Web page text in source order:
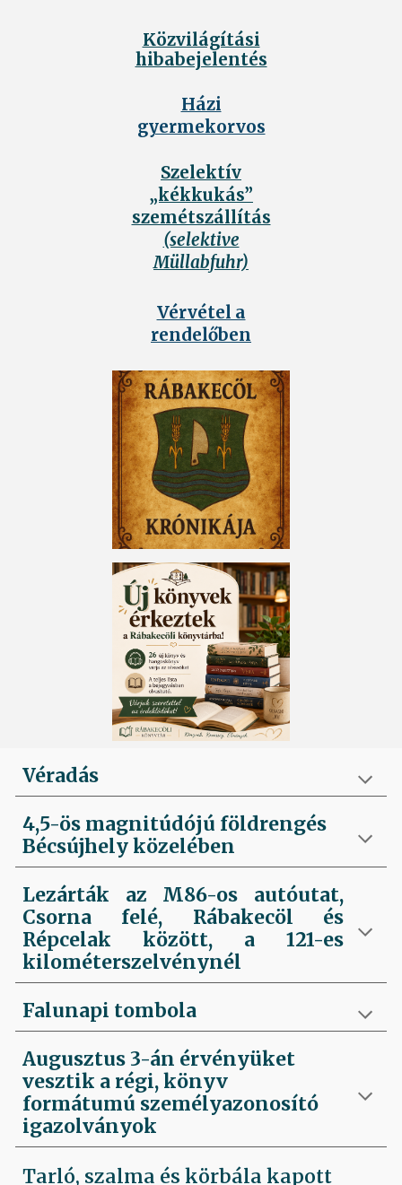
Közvilágítási
hibabejelentés
Házi
gyermekorvos
Szelektív
„kékkukás”
szemétszállítás
(selektive
Müllabfuhr)
Vérvétel a
rendelőben
Véradás
4,5-ös magnitúdójú földrengés
Bécsújhely közelében
Lezárták az M86-os autóutat,
Csorna felé, Rábakecöl és
Répcelak között, a 121-es
kilométerszelvénynél
Falunapi tombola
Augusztus 3-án érvényüket
vesztik a régi, könyv
formátumú személyazonosító
igazolványok
Tarló, szalma és körbála kapott